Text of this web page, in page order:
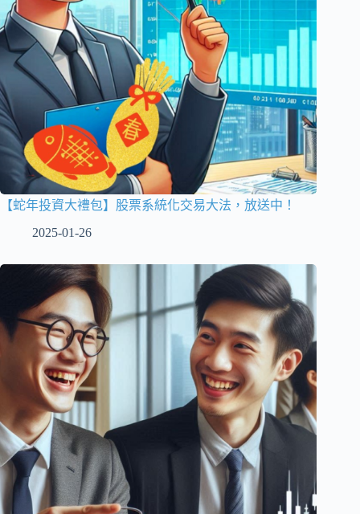
【蛇年投資大禮包】股票系統化交易大法，放送中！
2025-01-26